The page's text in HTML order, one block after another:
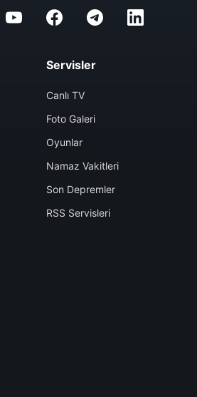
Servisler
Canlı TV
Foto Galeri
Oyunlar
Namaz Vakitleri
Son Depremler
RSS Servisleri